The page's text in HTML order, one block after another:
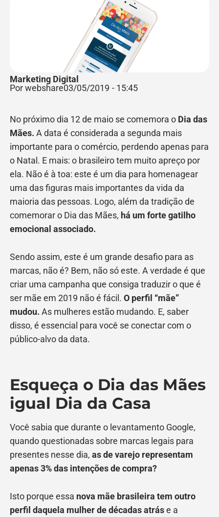
Marketing Digital
Por webshare03/05/2019 - 15:45
No próximo dia 12 de maio se comemora o Dia das
Mães. A data é considerada a segunda mais
importante para o comércio, perdendo apenas para
o Natal. E mais: o brasileiro tem muito apreço por
ela. Não é à toa: este é um dia para homenagear
uma das figuras mais importantes da vida da
maioria das pessoas. Logo, além da tradição de
comemorar o Dia das Mães, há um forte gatilho
emocional associado.
Sendo assim, este é um grande desafio para as
marcas, não é? Bem, não só este. A verdade é que
criar uma campanha que consiga traduzir o que é
ser mãe em 2019 não é fácil. O perfil “mãe”
mudou. As mulheres estão mudando. E, saber
disso, é essencial para você se conectar com o
público-alvo da data.
Esqueça o Dia das Mães
igual Dia da Casa
Você sabia que durante o levantamento Google,
quando questionadas sobre marcas legais para
presentes nesse dia, as de varejo representam
apenas 3% das intenções de compra?
Isto porque essa nova mãe brasileira tem outro
perfil daquela mulher de décadas atráse a